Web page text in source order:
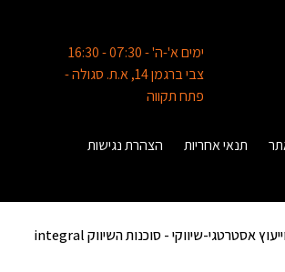
ימים א'-ה' - 07:30 - 16:30
צבי ברגמן 14, א.ת. סגולה -
פתח תקווה
תנאי אחריות הצהרת נגישות
אסטרטגי-שיווקי -סוכנות השיווק integral